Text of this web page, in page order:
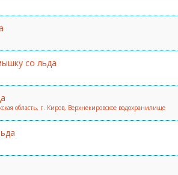
со льда
область, г. Киров, Верхнекировское водохранилище